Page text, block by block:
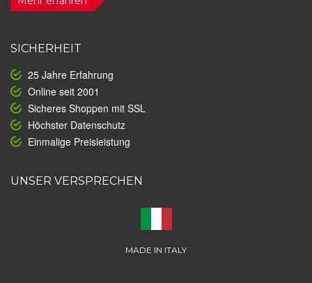
SICHERHEIT
25 Jahre Erfahrung
Online seit 2001
Sicheres Shoppen mit SSL
Höchster Datenschutz
Einmalige Preisleistung
UNSER VERSPRECHEN
MADE IN ITALY